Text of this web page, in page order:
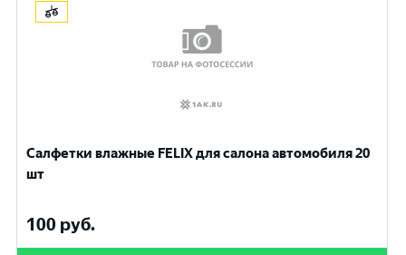
Салфетки влажные FELIX для салона автомобиля 20
шт
100 руб.